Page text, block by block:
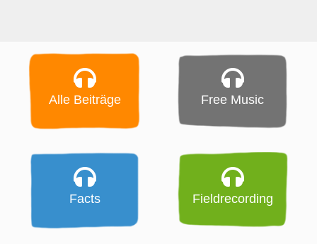
Alle Beiträge Free Music
Facts Fieldrecording